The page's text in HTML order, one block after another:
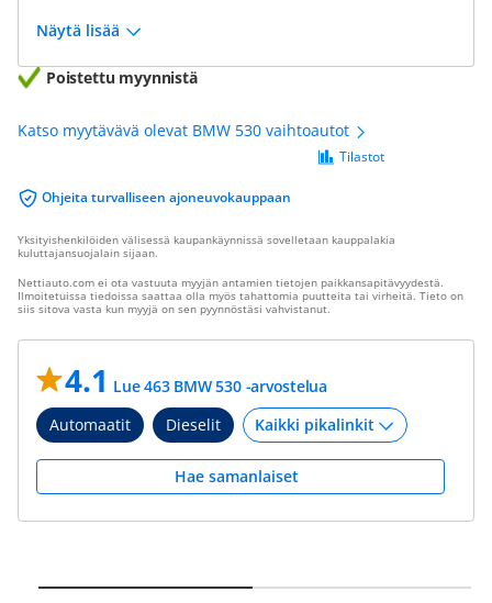
Näytä lisää
Poistettu myynnistä
Katso myytävävä olevat BMW 530 vaihtoautot
Ohjeita turvalliseen ajoneuvokauppaan
Tilastot
Yksityishenkilöiden välisessä kaupankäynnissä sovelletaan kauppalakia
kuluttajansuojalain sijaan.
Nettiauto.com ei ota vastuuta myyjän antamien tietojen paikkansapitävyydestä.
Ilmoitetuissa tiedoissa saattaa olla myös tahattomia puutteita tai virheitä. Tieto on
siis sitova vasta kun myyjä on sen pyynnöstäsi vahvistanut.
4.1 Lue 463 BMW 530 -arvostelua
Automaatit
Dieselit
Hae samanlaiset